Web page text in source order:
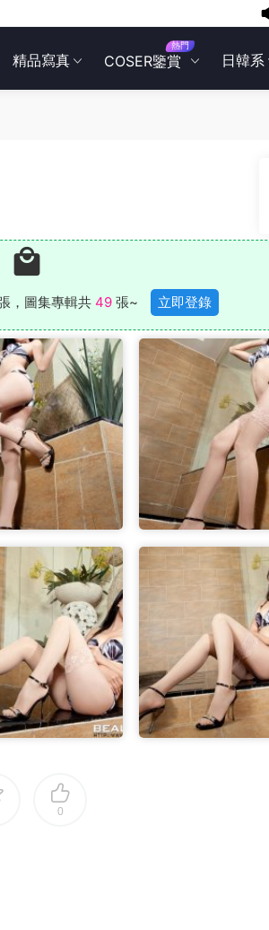
精品寫真 COSER鑒賞
熱門
日韓系
，圖集專輯共 49 張~ 立即登錄
0